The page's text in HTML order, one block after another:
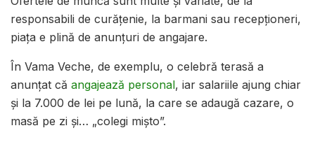
responsabili de curățenie, la barmani sau recepționeri,
piața e plină de anunțuri de angajare.
În Vama Veche, de exemplu, o celebră terasă a
anunțat că angajează personal, iar salariile ajung chiar
și la 7.000 de lei pe lună, la care se adaugă cazare, o
masă pe zi și… „colegi mișto”.